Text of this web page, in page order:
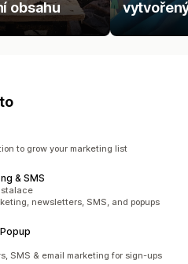
obsahu
to grow your marketing list
& SMS
newsletters, SMS, and popups
SMS & email marketing for sign-ups